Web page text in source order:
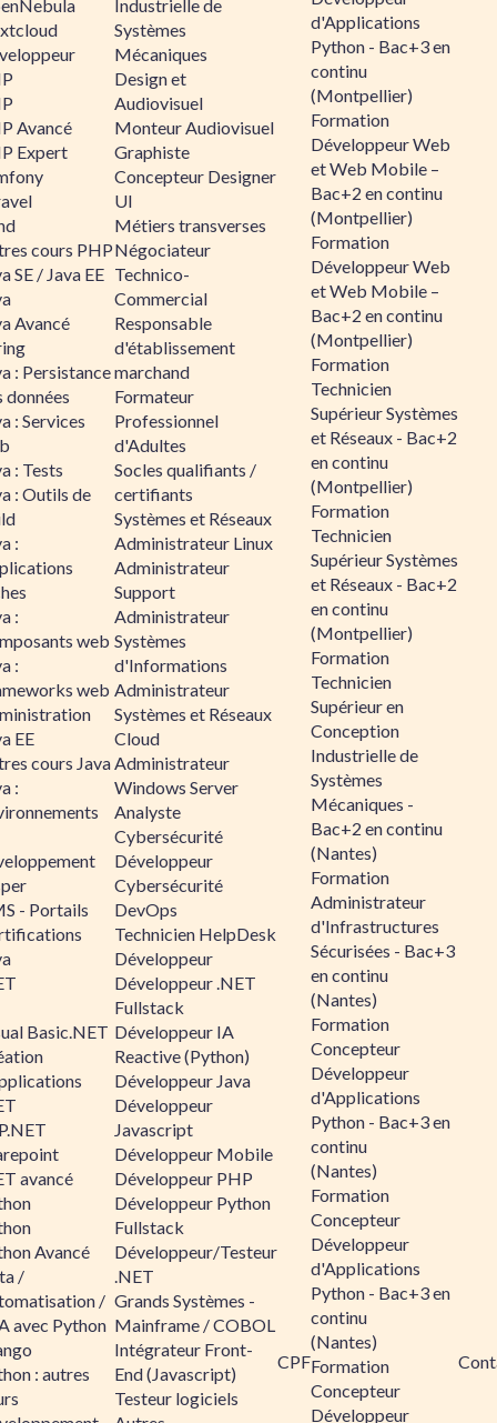
Avancé
Expert
cours PHP
SE / Java EE
Avancé
: Persistance
données
: Services
: Tests
: Outils de
:
:
web
:
web
EE
cours Java
:
- Portails
Basic.NET
avancé
Avancé
/
/
avec Python
: autres
Industrielle de
Systèmes
Mécaniques
Design et
Audiovisuel
Monteur Audiovisuel
Graphiste
Concepteur Designer
UI
Métiers transverses
Négociateur
Technico-
Commercial
Responsable
d'établissement
marchand
Formateur
Professionnel
d'Adultes
Socles qualifiants /
certifiants
Systèmes et Réseaux
Administrateur Linux
Administrateur
Support
Administrateur
Systèmes
d'Informations
Administrateur
Systèmes et Réseaux
Cloud
Administrateur
Windows Server
Analyste
Cybersécurité
Développeur
Cybersécurité
DevOps
Technicien HelpDesk
Développeur
Développeur .NET
Fullstack
Développeur IA
Reactive (Python)
Développeur Java
Développeur
Javascript
Développeur Mobile
Développeur PHP
Développeur Python
Fullstack
Développeur/Testeur
.NET
Grands Systèmes -
Mainframe / COBOL
Intégrateur Front-
End (Javascript)
Testeur logiciels
CPF
d'Applications
Python - Bac+3 en
continu
(Montpellier)
Formation
Développeur Web
et Web Mobile –
Bac+2 en continu
(Montpellier)
Formation
Développeur Web
et Web Mobile –
Bac+2 en continu
(Montpellier)
Formation
Technicien
Supérieur Systèmes
et Réseaux - Bac+2
en continu
(Montpellier)
Formation
Technicien
Supérieur Systèmes
et Réseaux - Bac+2
en continu
(Montpellier)
Formation
Technicien
Supérieur en
Conception
Industrielle de
Systèmes
Mécaniques -
Bac+2 en continu
(Nantes)
Formation
Administrateur
d'Infrastructures
Sécurisées - Bac+3
en continu
(Nantes)
Formation
Concepteur
Développeur
d'Applications
Python - Bac+3 en
continu
(Nantes)
Formation
Concepteur
Développeur
d'Applications
Python - Bac+3 en
continu
(Nantes)
Formation
Concepteur
Développeur